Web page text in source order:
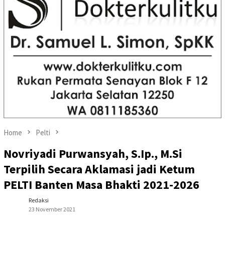
Home Pelti
Novriyadi Purwansyah, S.Ip., M.Si
Terpilih Secara Aklamasi jadi Ketum
PELTI Banten Masa Bhakti 2021-2026
Redaksi
23 November 2021